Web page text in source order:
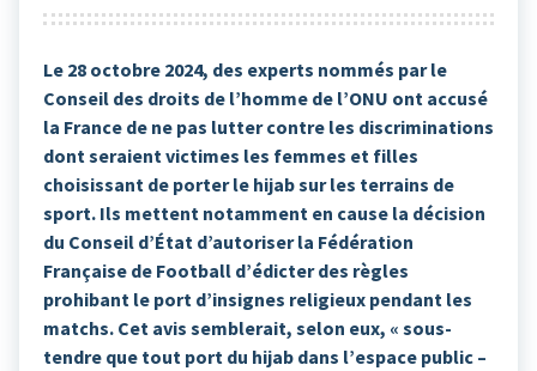
Le 28 octobre 2024, des experts nommés par le
Conseil des droits de l’homme de l’ONU ont accusé
la France de ne pas lutter contre les discriminations
dont seraient victimes les femmes et filles
choisissant de porter le hijab sur les terrains de
sport. Ils mettent notamment en cause la décision
du Conseil d’État d’autoriser la Fédération
Française de Football d’édicter des règles
prohibant le port d’insignes religieux pendant les
matchs. Cet avis semblerait, selon eux, « sous-
tendre que tout port du hijab dans l’espace public –